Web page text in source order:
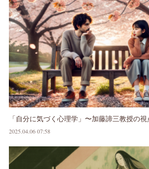
「自分に気づく心理学」〜加藤諦三教授の
2025.04.06 07:58